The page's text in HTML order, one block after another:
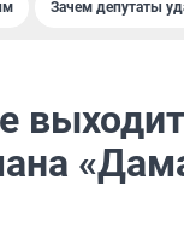
Зачем депутаты